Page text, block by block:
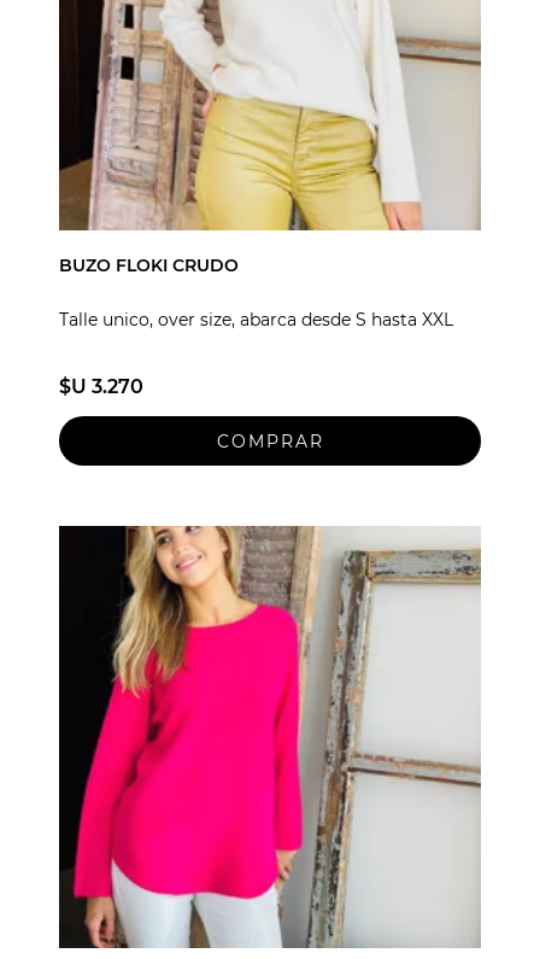
BUZO FLOKI CRUDO
Talle unico, over size, abarca desde S hasta XXL
$U 3.270